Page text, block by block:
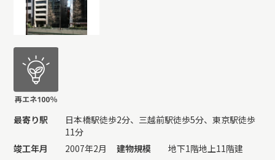
最寄り駅
日本橋駅徒歩2分、三越前駅徒歩5分、東京駅徒歩
11分
竣工年月
2007年2月 建物規模
地下1階地上11階建